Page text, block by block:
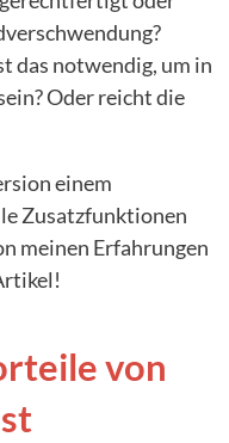
das notwendig, um in
Oder reicht die
einem
Zusatzfunktionen
meinen Erfahrungen
von